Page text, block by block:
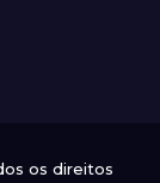
os direitos